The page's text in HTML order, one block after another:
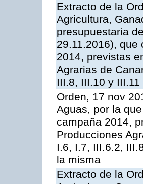
Extracto de la
Agricultura,
presupuestaria
29.11.2016),
2014, previstas
Agrarias de
III.8, III.10 y
Orden, 17 nov
Aguas, por la
campaña 2014,
Producciones
I.6, I.7, III.6.2,
la misma
Extracto de la